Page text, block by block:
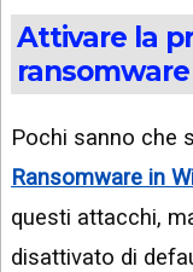
Attivare la
Pochi sanno che
Ransomware in
questi attacchi,
disattivato di